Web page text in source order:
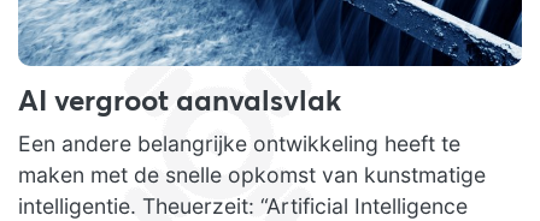
AI vergroot aanvalsvlak
Een andere belangrijke ontwikkeling heeft te
maken met de snelle opkomst van kunstmatige
intelligentie. Theuerzeit: “Artificial Intelligence